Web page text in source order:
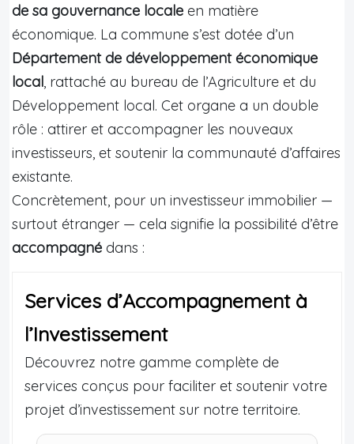
de sa gouvernance locale en matière
économique. La commune s’est dotée d’un
Département de développement économique
local, rattaché au bureau de l’Agriculture et du
Développement local. Cet organe a un double
rôle : attirer et accompagner les nouveaux
investisseurs, et soutenir la communauté d’affaires
existante.
Concrètement, pour un investisseur immobilier —
surtout étranger — cela signifie la possibilité d’être
accompagné dans :
Services d’Accompagnement à
l’Investissement
Découvrez notre gamme complète de
services conçus pour faciliter et soutenir votre
projet d’investissement sur notre territoire.